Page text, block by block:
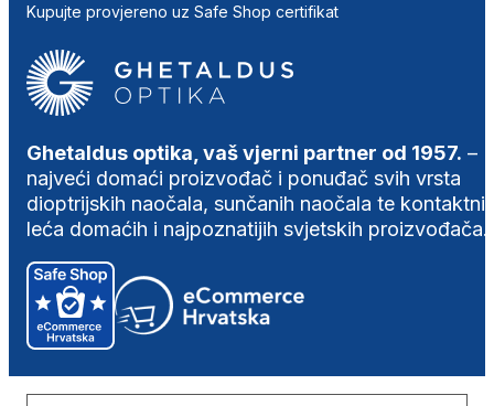
Kupujte provjereno uz Safe Shop certifikat
Ghetaldus optika, vaš vjerni partner od 1957. –
najveći domaći proizvođač i ponuđač svih vrsta
dioptrijskih naočala, sunčanih naočala te
leća domaćih i najpoznatijih svjetskih proizvođača.